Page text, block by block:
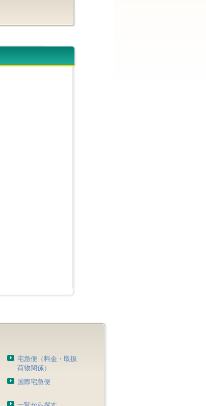
宅急便（料金・取扱
荷物関係）
国際宅急便